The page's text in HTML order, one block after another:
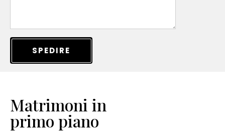
SPEDIRE
Matrimoni in
primo piano